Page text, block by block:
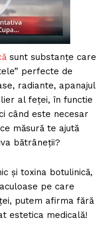
sunt substanţe care
perfecte de
radiante, apanajul
al feţei, în functie
când este necesar
măsură te ajută
bătrâneţii?
şi toxina botulinică,
pe care
putem afirma fără
estetica medicală!